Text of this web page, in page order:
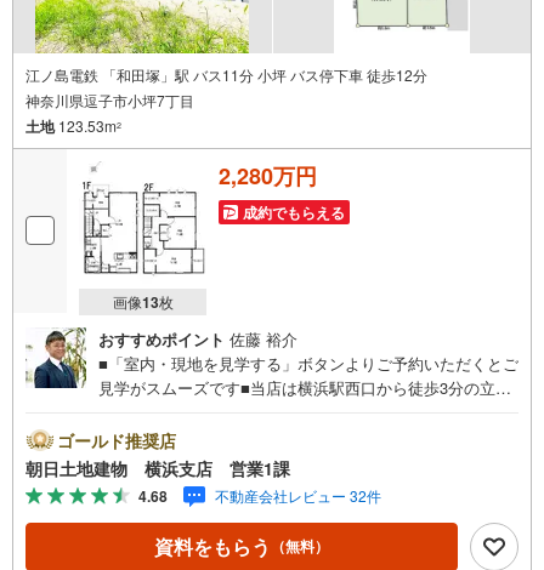
江ノ島電鉄 「和田塚」駅 バス11分 小坪 バス停下車 徒歩12分
神奈川県逗子市小坪7丁目
土地123.53m2
画像13枚
2,280万円
成約でもらえる
おすすめポイント 佐藤 裕介
■「室内・現地を見学する」ボタンよりご予約いただくとご
見学がスムーズです■当店は横浜駅西口から徒歩3分の立
具が揃ったキッズコーナーやおむつ替えができる授乳室も
完備お子様連れでも安心です。提携駐車場もございます■ご
来場の際は、事前にご予約をお願いします■「室内・現地を
見学する」ボタンよりご予約頂くとスムーズ！■現地ご案内
■お客様の貴重なお時間の中でご希望の情報をご案内しま
す。おおよその所要時間や内容は下記をご参考ください〇
ゴールド推奨店
朝日土地建物 横浜支店 営業1課
4.68 不動産会社レビュー 32件
資料をもらう （無料）